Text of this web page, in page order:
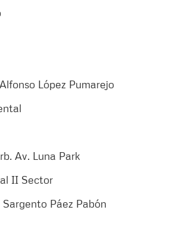
López Pumarejo
Av. Luna Park
II Sector
Páez Pabón